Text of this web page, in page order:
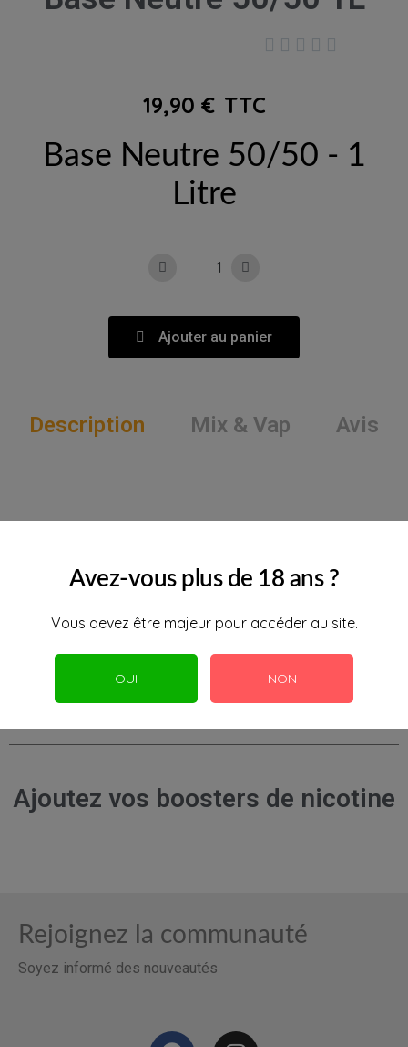
Avez-vous plus de 18 ans ?
Vous devez être majeur pour accéder au site.
OUI NON
    
19,90 € TTC
Base Neutre 50/50 - 1
Litre
Ajouter au panier
Description Mix & Vap Avis
Caractéristiques
Contenance 1 L
Ajoutez vos boosters de nicotine
Rejoignez la communauté
Soyez informé des nouveautés